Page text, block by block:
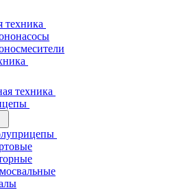
техника
техника